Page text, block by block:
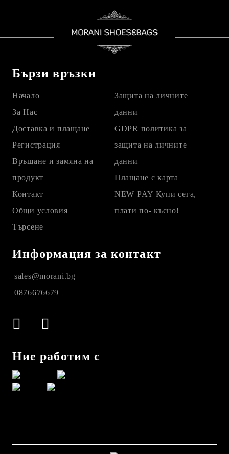
Бързи връзки
Начало
За Нас
Доставка и плащане
Регистрация
Връщане и замяна на
продукт
Контакт
Общи условия
Търсене
Защита на личните
данни
GDPR политика за
защита на личните
данни
Плащане с карта
NEW PAY Купи сега,
плати по- късно!
Информация за контакт
sales@morani.bg
0876676679
Ние работим с